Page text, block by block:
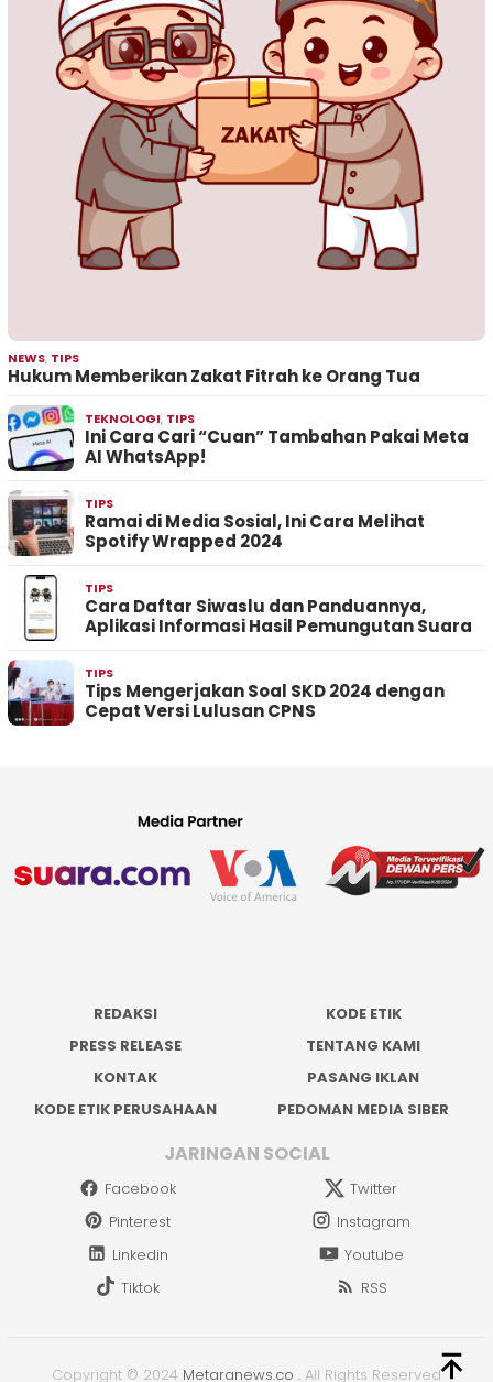
NEWS, TIPS
Hukum Memberikan Zakat Fitrah ke Orang Tua
TEKNOLOGI, TIPS
Ini Cara Cari “Cuan” Tambahan Pakai Meta
AI WhatsApp!
TIPS
Ramai di Media Sosial, Ini Cara Melihat
Spotify Wrapped 2024
TIPS
Cara Daftar Siwaslu dan Panduannya,
Aplikasi Informasi Hasil Pemungutan Suara
TIPS
Tips Mengerjakan Soal SKD 2024 dengan
Cepat Versi Lulusan CPNS
REDAKSI
KODE ETIK
PRESS RELEASE
TENTANG KAMI
KONTAK
PASANG IKLAN
KODE ETIK PERUSAHAAN
PEDOMAN MEDIA SIBER
JARINGAN SOCIAL
Facebook
Twitter
Pinterest
Instagram
Linkedin
Youtube
Tiktok
RSS
Copyright © 2024 Metaranews.co . All Rights Reserved